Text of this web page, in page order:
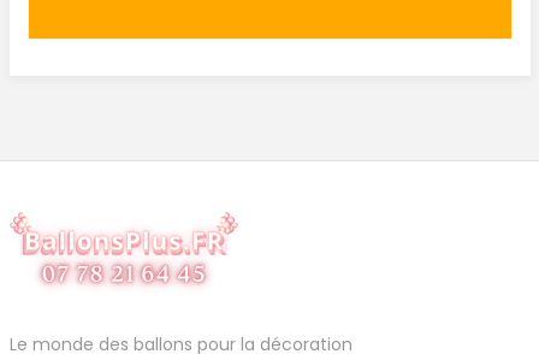
Le monde des ballons pour la décoration